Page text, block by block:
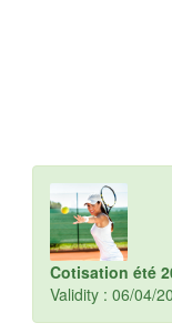
Cotisation été
Validity : 06/04/